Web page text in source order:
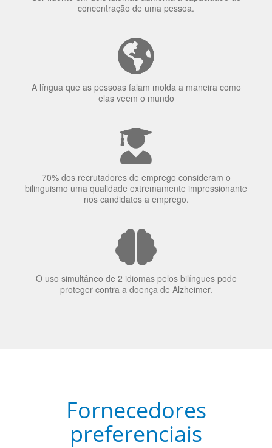
A língua que as pessoas falam molda a maneira como
elas veem o mundo
70% dos recrutadores de emprego consideram o
bilinguismo uma qualidade extremamente impressionante
nos candidatos a emprego.
O uso simultâneo de 2 idiomas pelos bilíngues pode
proteger contra a doença de Alzheimer.
Fornecedores
preferenciais
A Language Trainers é fornecedora preferencial de